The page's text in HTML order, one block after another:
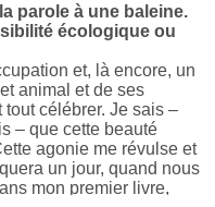
parole à une baleine.
écologique ou
et, là encore, un
animal et de ses
célébrer. Je sais –
– que cette beauté
agonie me révulse et
un jour, quand nous
mon premier livre,